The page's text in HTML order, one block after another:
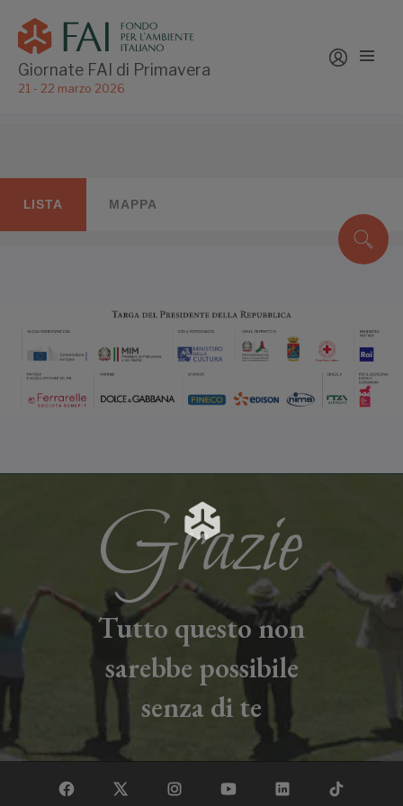
Giornate FAI di Primavera
21 - 22 marzo 2026
LISTA MAPPA
Tutto questo non
sarebbe possibile
senza di te